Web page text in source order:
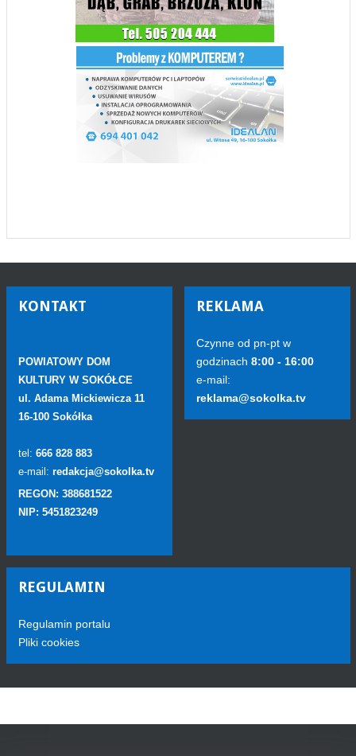
KONTAKT
POWIATOWY DOM
KULTURY W SOKÓŁCE
ul. Adama Mickiewicza 11
16-100 Sokółka
tel: 666 828 883
e-mail: redakcja@sokolka.tv
REGON: 388681522
NIP: 5451823249
REKLAMA
Czynne od pn-pt w
godzinach 8:00 - 16:00
e-mail:
reklama@sokolka.tv
REGULAMIN
Regulamin portalu
Pliki cookies